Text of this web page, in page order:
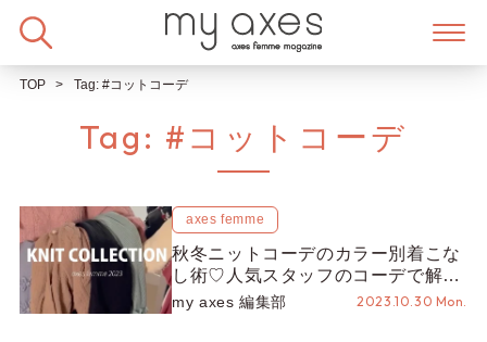
TOP Tag: #コットコーデ
Tag: #コットコーデ
axes femme
秋冬ニットコーデのカラー別着こな
し術♡人気スタッフのコーデで解
説！【KNIT COLLECTION】
my axes 編集部 2023.10.30 Mon.